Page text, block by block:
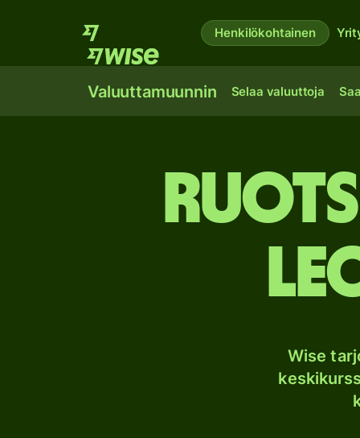
Henkilökohtainen
Valuuttamuunnin Selaa valuuttoja
Wise